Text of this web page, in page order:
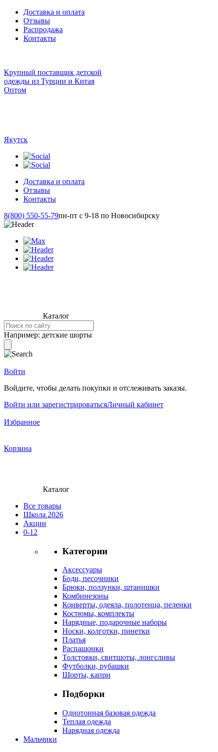
Доставка и оплата
Отзывы
Распродажа
Контакты
Крупный поставщик детской
одежды из Турции и Китая
Оптом
Якутск
Доставка и оплата
Отзывы
Контакты
8(800) 550-55-79пн-пт с 9-18 по Новосибирску
Каталог
Например: детские шорты
Войти
Войдите, чтобы делать покупки и отслеживать заказы.
Войти или зарегистрироватьсяЛичный кабинет
Избранное
Корзина
Каталог
Все товары
Школа 2026
Акции
0-12
Категории
Аксессуары
Боди, песочники
Брюки, ползунки, штанишки
Комбинезоны
Конверты, одеяла, полотенца, пеленки
Костюмы, комплекты
Нарядные, подарочные наборы
Носки, колготки, пинетки
Платья
Распашонки
Толстовки, свитшоты, лонгсливы
Футболки, рубашки
Шорты, капри
Подборки
Однотонная базовая одежда
Теплая одежда
Нарядная одежда
Мальчики